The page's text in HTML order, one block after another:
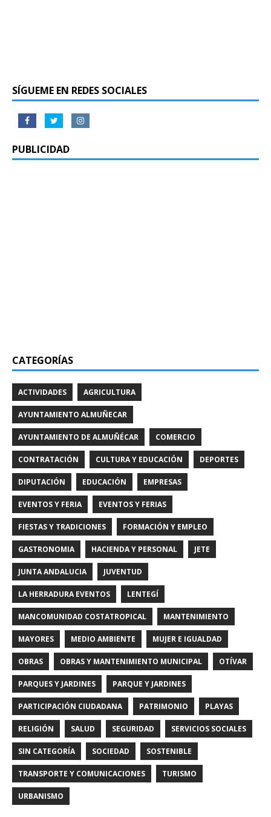
SÍGUEME EN REDES SOCIALES
PUBLICIDAD
CATEGORÍAS
ACTIVIDADES AGRICULTURA
AYUNTAMIENTO ALMUÑECAR
AYUNTAMIENTO DE ALMUÑÉCAR COMERCIO
CONTRATACIÓN CULTURA Y EDUCACIÓN DEPORTES
DIPUTACIÓN EDUCACIÓN EMPRESAS
EVENTOS Y FERIA EVENTOS Y FERIAS
FIESTAS Y TRADICIONES FORMACIÓN Y EMPLEO
GASTRONOMIA HACIENDA Y PERSONAL JETE
JUNTA ANDALUCIA JUVENTUD
LA HERRADURA EVENTOS LENTEGÍ
MANCOMUNIDAD COSTATROPICAL MANTENIMIENTO
MAYORES MEDIO AMBIENTE MUJER E IGUALDAD
OBRAS OBRAS Y MANTENIMIENTO MUNICIPAL OTÍVAR
PARQUES Y JARDINES PARQUE Y JARDINES
PARTICIPACIÓN CIUDADANA PATRIMONIO PLAYAS
RELIGIÓN SALUD SEGURIDAD SERVICIOS SOCIALES
SIN CATEGORÍA SOCIEDAD SOSTENIBLE
TRANSPORTE Y COMUNICACIONES TURISMO
URBANISMO